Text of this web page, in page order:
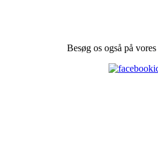
Besøg os også på vores